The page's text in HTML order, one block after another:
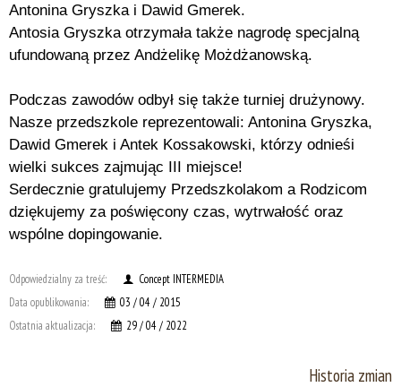
Antonina Gryszka i Dawid Gmerek.
Antosia Gryszka otrzymała także nagrodę specjalną
ufundowaną przez Andżelikę Możdżanowską.
Podczas zawodów odbył się także turniej drużynowy.
Nasze przedszkole reprezentowali: Antonina Gryszka,
Dawid Gmerek i Antek Kossakowski, którzy odnieśi
wielki sukces zajmując III miejsce!
Serdecznie gratulujemy Przedszkolakom a Rodzicom
dziękujemy za poświęcony czas, wytrwałość oraz
wspólne dopingowanie.
Odpowiedzialny za treść:
Concept INTERMEDIA
Data opublikowania:
03 / 04 / 2015
Ostatnia aktualizacja:
29 / 04 / 2022
Historia zmian